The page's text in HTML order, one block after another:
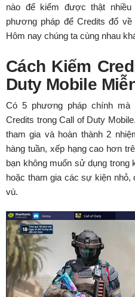
nào để kiểm được thật
phương pháp để Credits đổ
Hôm nay chúng ta cùng nhau
Cách Kiếm
Duty Mobile
Có 5 phương pháp chính
Credits trong Call of Duty
tham gia và hoàn thành 2
hàng tuần, xếp hạng cao hơn
bạn không muốn sử dụng trong
hoặc tham gia các sự kiện nhỏ,
vù.